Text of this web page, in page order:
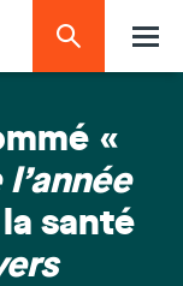
«
santé